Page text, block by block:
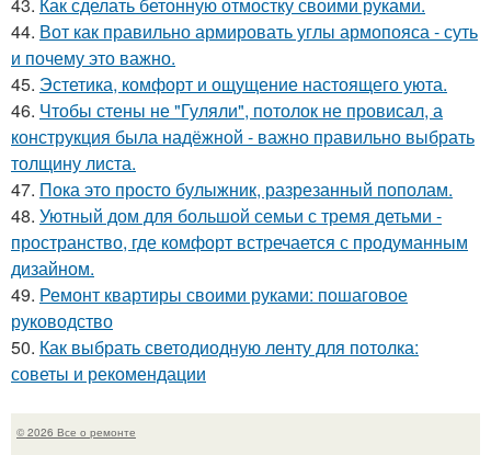
44. Вот как правильно армировать углы армопояса - суть
и почему это важно.
45. Эстетика, комфорт и ощущение настоящего уюта.
46. Чтобы стены не "Гуляли", потолок не провисал, а
конструкция была надёжной - важно правильно выбрать
толщину листа.
47. Пока это просто булыжник, разрезанный пополам.
48. Уютный дом для большой семьи с тремя детьми -
пространство, где комфорт встречается с продуманным
дизайном.
49. Ремонт квартиры своими руками: пошаговое
руководство
50. Как выбрать светодиодную ленту для потолка:
советы и рекомендации
© 2026 Все о ремонте